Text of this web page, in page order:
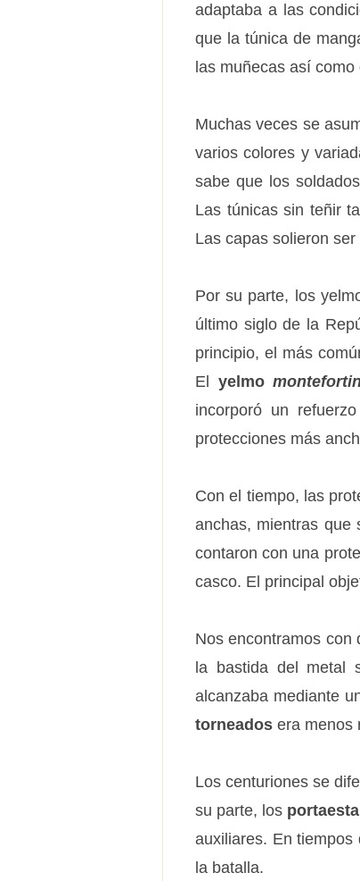
adaptaba a las
que la túnica de
las muñecas así
Muchas veces se
varios colores y
sabe que los
Las túnicas sin teñir
Las capas solieron
Por su parte, los
último siglo de la
principio, el más
El yelmo
incorporó un
protecciones más
Con el tiempo, las
anchas, mientras que
contaron con una
casco. El principal
Nos encontramos
la bastida del metal
alcanzaba mediante
torneados era menos
Los centuriones se
su parte, los
auxiliares. En
la batalla.